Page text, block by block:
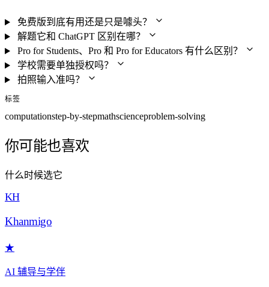
免费版到底有用还是只是噱头？
解题它和 ChatGPT 区别在哪？
Pro for Students、Pro 和 Pro for Educators 有什么区别？
学校需要单独授权吗？
拍照输入准吗？
标签
computationstep-by-stepmathscienceproblem-solving
你可能也喜欢
什么时候选它
KH
Khanmigo
★
AI 辅导与学伴